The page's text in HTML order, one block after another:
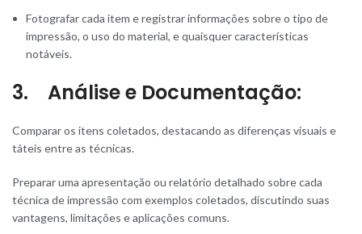
Fotografar cada item e registrar informações sobre o tipo de
impressão, o uso do material, e quaisquer características
notáveis.
3. Análise e Documentação:
Comparar os itens coletados, destacando as diferenças visuais e
táteis entre as técnicas.
Preparar uma apresentação ou relatório detalhado sobre cada
técnica de impressão com exemplos coletados, discutindo suas
vantagens, limitações e aplicações comuns.